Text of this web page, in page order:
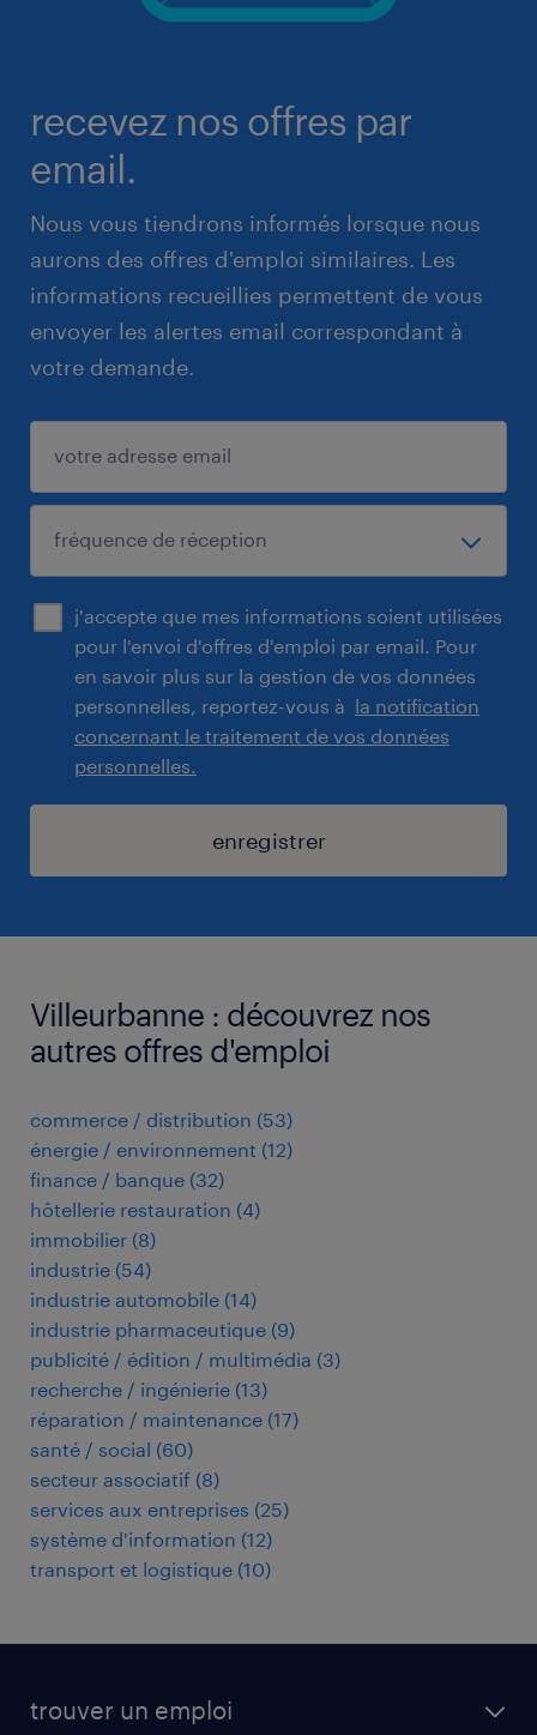
recevez nos offres par
email.
Nous vous tiendrons informés lorsque nous
aurons des offres d'emploi similaires. Les
informations recueillies permettent de vous
envoyer les alertes email correspondant à
votre demande.
j'accepte que mes informations soient utilisées
pour l'envoi d'offres d'emploi par email. Pour
en savoir plus sur la gestion de vos données
personnelles, reportez-vous à la notification
concernant le traitement de vos données
personnelles.
enregistrer
Villeurbanne : découvrez nos
autres offres d'emploi
commerce / distribution (53)
énergie / environnement (12)
finance / banque (32)
hôtellerie restauration (4)
immobilier (8)
industrie (54)
industrie automobile (14)
industrie pharmaceutique (9)
publicité / édition / multimédia (3)
recherche / ingénierie (13)
réparation / maintenance (17)
santé / social (60)
secteur associatif (8)
services aux entreprises (25)
système d'information (12)
transport et logistique (10)
trouver un emploi